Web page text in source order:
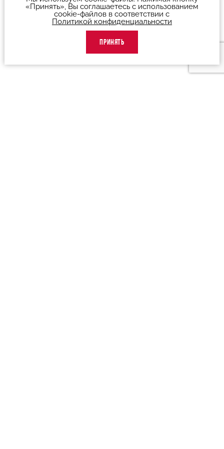
«Принять», Вы соглашаетесь с использованием
cookie-файлов в соответствии с
Политикой конфиденциальности
ПРИНЯТЬ